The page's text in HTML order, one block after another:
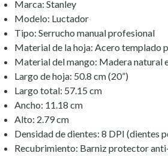
Marca: Stanley
Modelo: Luctador
Tipo: Serrucho manual profesional
Material de la hoja: Acero templado
Material del mango: Madera natural
Largo de hoja: 50.8 cm (20”)
Largo total: 57.15 cm
Ancho: 11.18 cm
Alto: 2.79 cm
Densidad de dientes: 8 DPI (dientes
Recubrimiento: Barniz protector